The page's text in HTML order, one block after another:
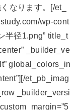
なります。[/et_
wp-cont
半径1.png” title_t
_builder_ve
global_colors_in
et_pb_imag
_builder_versi